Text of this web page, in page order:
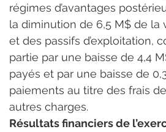
régimes d’avantages
la diminution de 6,5 M$ de la
et des passifs d’exploitation,
partie par une baisse de 4,4
payés et par une baisse de
paiements au titre des frais
autres charges.
Résultats financiers de